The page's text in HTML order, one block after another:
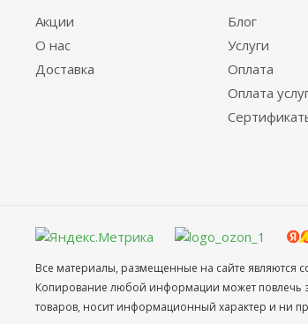
Акции
О нас
Доставка
Блог
Услуги
Оплата
Оплата
Все материалы, размещенные на сайте являются
Копирование любой информации может повлечь
товаров, носит информационный характер и ни